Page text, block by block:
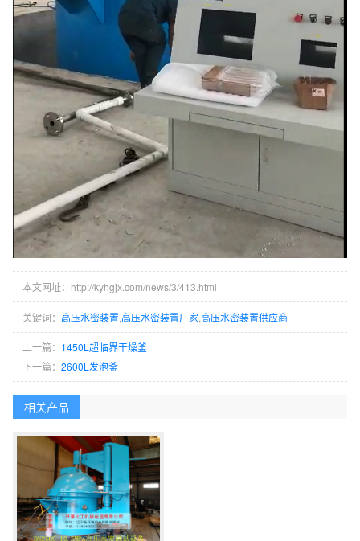
本文网址：http://kyhgjx.com/news/3/413.html
关键词： 高压水密装置 高压水密装置厂家 高压水密装置供应商
上一篇： 1450L超临界干燥釜
下一篇： 2600L发泡釜
相关产品